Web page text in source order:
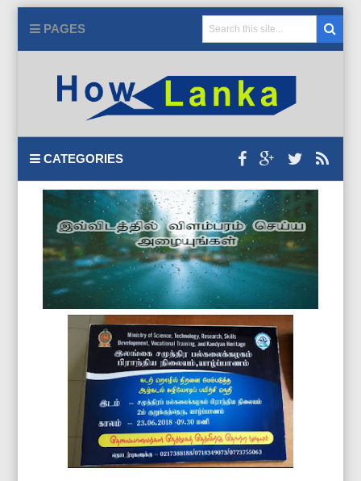
PAGES
CATEGORIES